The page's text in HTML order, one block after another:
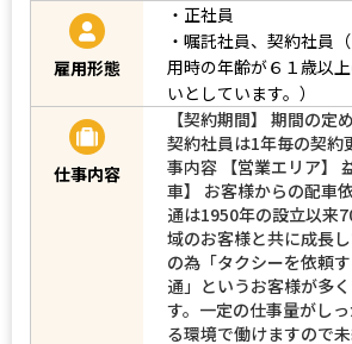
雇用形態
・正社員
・嘱託社員、契約社員（
用時の年齢が６１歳以
いとしています。）
仕事内容
【契約期間】 期間の定
契約社員は1年毎の契約
事内容 【営業エリア】
車】 お客様からの配車
通は1950年の設立以来
域のお客様と共に成長
の為「タクシーを依頼
通」というお客様が多
す。一定の仕事量がし
る環境で働けますので